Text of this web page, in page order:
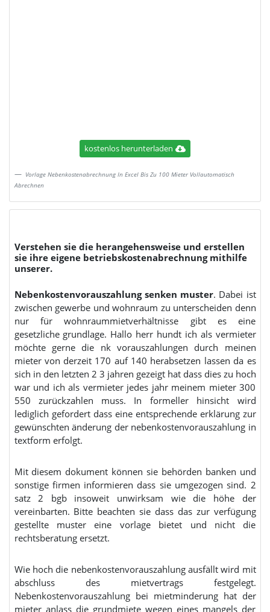
kostenlos herunterladen
Vorlage Nebenkostenabrechnung In Excel Bis Zu 100 Mieter Vollautomatisch
Abrechnen
Verstehen sie die herangehensweise und erstellen
sie ihre eigene betriebskostenabrechnung mithilfe
unserer.
Nebenkostenvorauszahlung senken muster. Dabei ist
zwischen gewerbe und wohnraum zu unterscheiden denn
nur für wohnraummietverhältnisse gibt es eine
gesetzliche grundlage. Hallo herr hundt ich als vermieter
möchte gerne die nk vorauszahlungen durch meinen
mieter von derzeit 170 auf 140 herabsetzen lassen da es
sich in den letzten 2 3 jahren gezeigt hat dass dies zu hoch
war und ich als vermieter jedes jahr meinem mieter 300
550 zurückzahlen muss. In formeller hinsicht wird
lediglich gefordert dass eine entsprechende erklärung zur
gewünschten änderung der nebenkostenvorauszahlung in
textform erfolgt.
Mit diesem dokument können sie behörden banken und
sonstige firmen informieren dass sie umgezogen sind. 2
satz 2 bgb insoweit unwirksam wie die höhe der
vereinbarten. Bitte beachten sie dass das zur verfügung
gestellte muster eine vorlage bietet und nicht die
rechtsberatung ersetzt.
Wie hoch die nebenkostenvorauszahlung ausfällt wird mit
abschluss des mietvertrags festgelegt.
Nebenkostenvorauszahlung bei mietminderung hat der
mieter anlass die grundmiete wegen eines mangels der